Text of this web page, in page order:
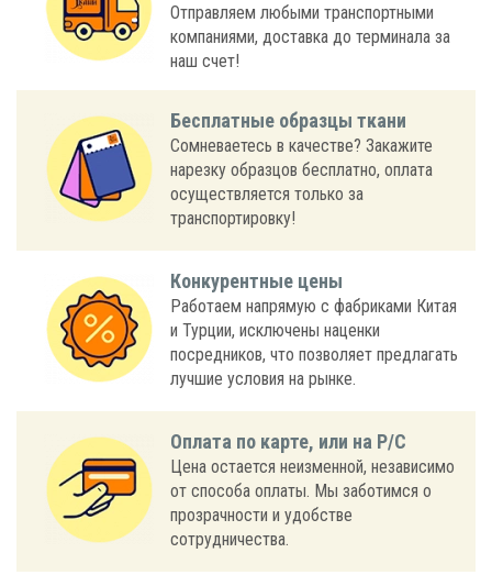
Отправляем любыми транспортными
компаниями, доставка до терминала за
наш счет!
Бесплатные образцы ткани
Сомневаетесь в качестве? Закажите
нарезку образцов бесплатно, оплата
осуществляется только за
транспортировку!
Конкурентные цены
Работаем напрямую с фабриками Китая
и Турции, исключены наценки
посредников, что позволяет предлагать
лучшие условия на рынке.
Оплата по карте, или на Р/С
Цена остается неизменной, независимо
от способа оплаты. Мы заботимся о
прозрачности и удобстве
сотрудничества.